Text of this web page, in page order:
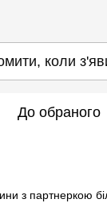
коли
До обраного
з партнеркою